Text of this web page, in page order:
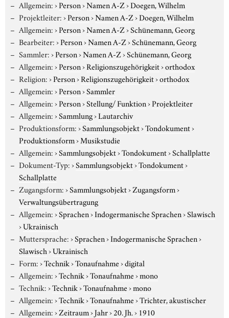
Allgemein:›Person›Namen A-Z›Doegen, Wilhelm
Projektleiter:›Person›Namen A-Z›Doegen, Wilhelm
Allgemein:›Person›Namen A-Z›Schünemann, Georg
Bearbeiter:›Person›Namen A-Z›Schünemann, Georg
Sammler:›Person›Namen A-Z›Schünemann, Georg
Allgemein:›Person›Religionszugehörigkeit›orthodox
Religion:›Person›Religionszugehörigkeit›orthodox
Allgemein:›Person›Sammler
Allgemein:›Person›Stellung/ Funktion›Projektleiter
Allgemein:›Sammlung›Lautarchiv
Produktionsform:›Sammlungsobjekt›Tondokument›
Produktionsform›Musikstudie
Allgemein:›Sammlungsobjekt›Tondokument›Schallplatte
Dokument-Typ:›Sammlungsobjekt›Tondokument›
Schallplatte
Zugangsform:›Sammlungsobjekt›Zugangsform›
Verwaltungsübertragung
Allgemein:›Sprachen›Indogermanische Sprachen›Slawisch
›Ukrainisch
Muttersprache:›Sprachen›Indogermanische Sprachen›
Slawisch›Ukrainisch
Form:›Technik›Tonaufnahme›digital
Allgemein:›Technik›Tonaufnahme›mono
Technik:›Technik›Tonaufnahme›mono
Allgemein:›Technik›Tonaufnahme›Trichter, akustischer
Allgemein:›Zeitraum›Jahr›20. Jh.› 1910